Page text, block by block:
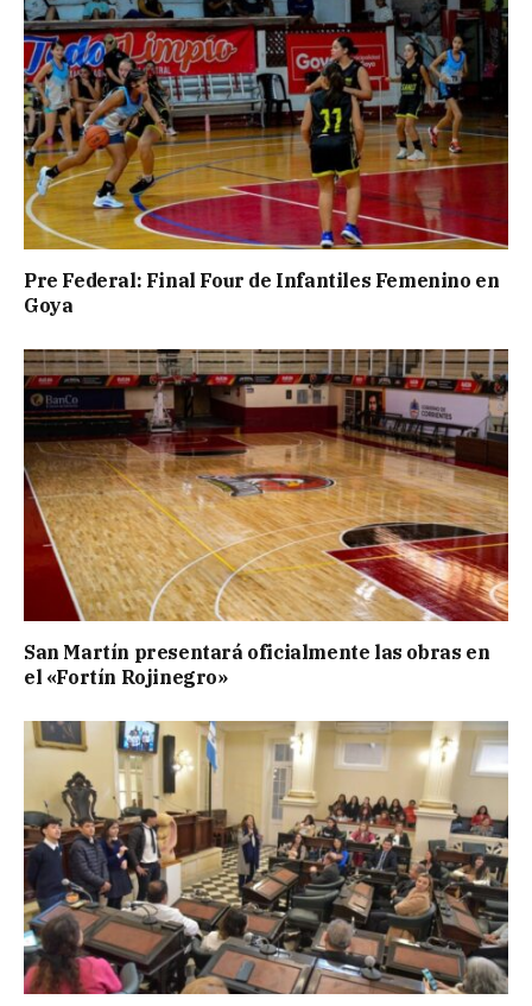
Pre Federal: Final Four de Infantiles Femenino en
Goya
San Martín presentará oficialmente las obras en
el «Fortín Rojinegro»